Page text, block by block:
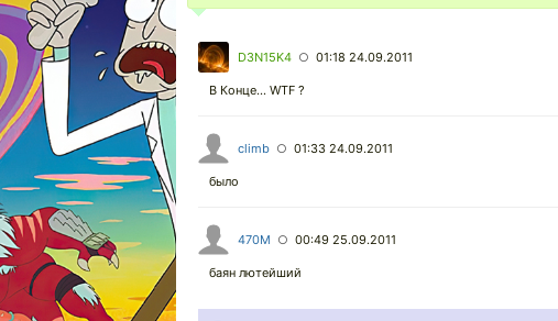
D3N15K4 ○ 01:18 24.09.2011
В Конце... WTF ?
climb ○ 01:33 24.09.2011
было
470M ○ 00:49 25.09.2011
баян лютейший